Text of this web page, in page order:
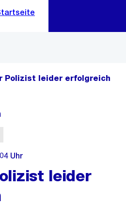
ein
Polizist leider erfolgreich
Uhr
leider